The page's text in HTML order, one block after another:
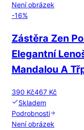
Není obrázek
-16%
Zástěra Zen
Elegantní
Mandalou A
390 Kč467 Kč
Skladem
Podrobnosti
Není obrázek